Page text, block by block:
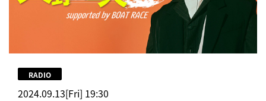
2024.09.13[Fri] 19:30
RADIO